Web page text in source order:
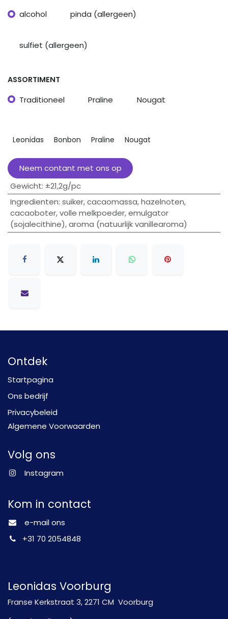
alcohol pinda (allergeen)
sulfiet (allergeen)
ASSORTIMENT
Traditioneel Praline Nougat
Leonidas Bonbon Praline Nougat
Neem contant met ons op
Gewicht: ±21,2g/pc
Ingredienten: suiker, cacaomassa, hazelnoten,
cacaoboter, volle melkpoeder, emulgator
(sojalecithine), aroma (natuurlijk vanillearoma)
Ontdek
Startpagina
Ons bedrijf
Privacybeleid
Algemene Voorwaarden
Volg ons
Instagram
Kom in contact
e-mail ons
+31 70 2054848
Leonidas Voorburg
Franse Kerkstraat 3, 2271 CM Voorburg